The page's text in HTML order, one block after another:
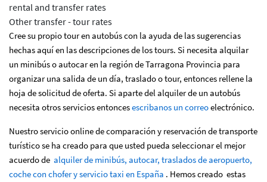
rental and transfer rates
Other transfer - tour rates
Cree su propio tour en autobús con la ayuda de las sugerencias
hechas aquí en las descripciones de los tours. Si necesita alquilar
un minibús o autocar en la región de Tarragona Provincia para
organizar una salida de un día, traslado o tour, entonces rellene la
hoja de solicitud de oferta. Si aparte del alquiler de un autobús
necesita otros servicios entoncesescribanos un correoelectrónico.
Nuestro servicio online de comparación y reservación de transporte
turístico se ha creado para que usted pueda seleccionar el mejor
acuerdo de alquiler de minibús, autocar, traslados de aeropuerto,
coche con chofer y servicio taxi en España . Hemos creado estas